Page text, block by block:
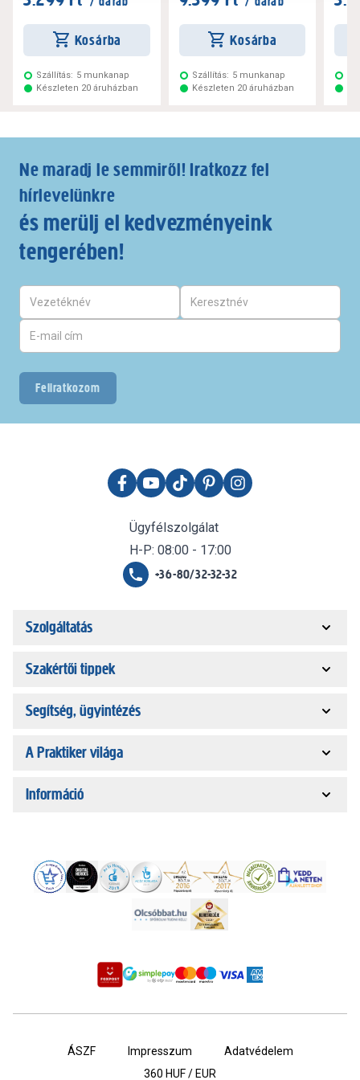
Kosárba
Szállítás: 5 munkanap
Készleten 20 áruházban
Kosárba
Szállítás: 5 munkanap
Készleten 20 áruházban
Ne maradj le semmiről! Iratkozz fel
hírlevelünkre
és merülj el kedvezményeink
tengerében!
Feliratkozom
Ügyfélszolgálat
H-P: 08:00 - 17:00
+36-80/32-32-32
Szolgáltatás
Szakértői tippek
Segítség, ügyintézés
A Praktiker világa
Információ
ÁSZF Impresszum
Adatvédelem
360 HUF / EUR